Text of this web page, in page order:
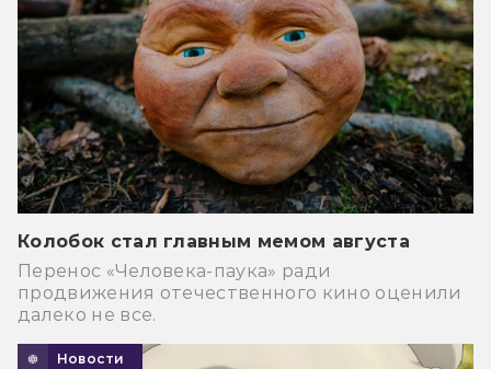
Колобок стал главным мемом августа
Перенос «Человека-паука» ради
продвижения отечественного кино оценили
далеко не все.
Новости